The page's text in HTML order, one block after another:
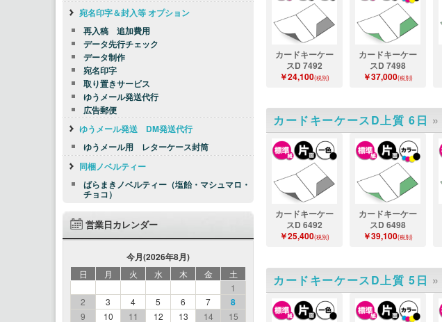
カードキーケー
スD 7492
￥24,100(税別)
カードキーケー
スD 7498
￥37,000(税別)
カードキーケースD上質 6日 »
カードキーケー
スD 6492
￥25,400(税別)
カードキーケー
スD 6498
￥39,100(税別)
カードキーケースD上質 5日 »
宛名印字＆封入等 オプション
再入稿 追加費用
データ先行チェック
データ制作
宛名印字
取り置きサービス
ゆうメール発送代行
広告郵便
ゆうメール発送 DM発送代行
ゆうメール用 レターケース封筒
同梱ノベルティー
ばらまきノベルティー（塩飴・マシュマロ・
チョコ）
営業日カレンダー
今月(2026年8月)
日 月 火 水 木 金
土
1
2
3 4 5 6 7 8
9 10 11 12 13 14
15